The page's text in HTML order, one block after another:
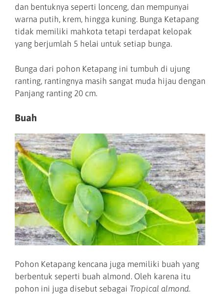
dan bentuknya seperti lonceng, dan mempunyai
warna putih, krem, hingga kuning. Bunga Ketapang
tidak memiliki mahkota tetapi terdapat kelopak
yang berjumlah 5 helai untuk setiap bunga.
Bunga dari pohon Ketapang ini tumbuh di ujung
ranting, rantingnya masih sangat muda hijau dengan
Panjang ranting 20 cm.
Buah
Pohon Ketapang kencana juga memiliki buah yang
berbentuk seperti buah almond. Oleh karena itu
pohon ini juga disebut sebagai Tropical almond.